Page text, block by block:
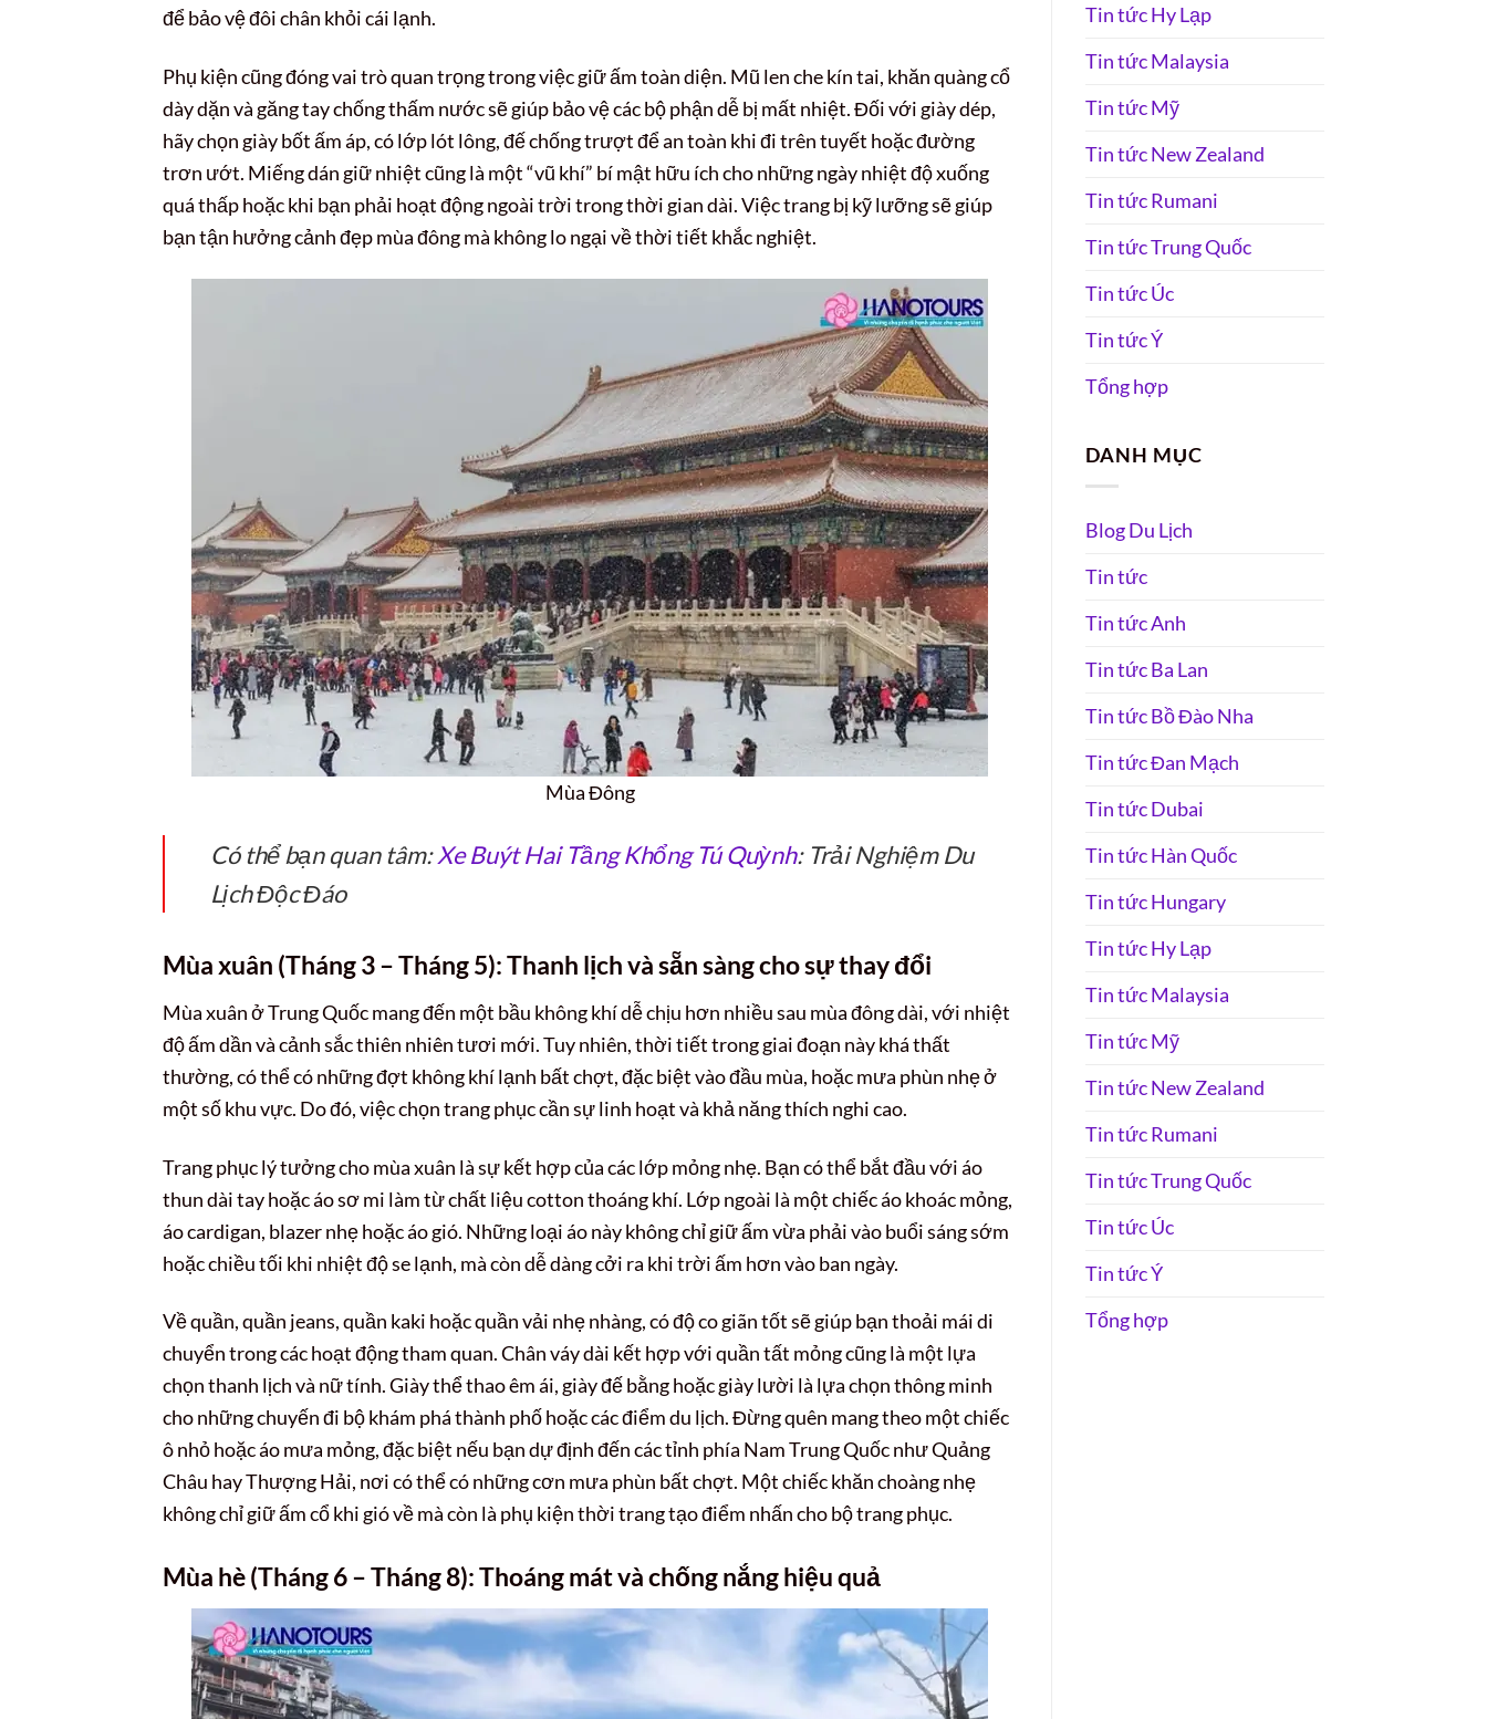
để bảo vệ đôi chân khỏi cái lạnh.
Phụ kiện cũng đóng vai trò quan trọng trong việc giữ ấm toàn diện. Mũ len che kín tai, khăn quàng cổ
dày dặn và găng tay chống thấm nước sẽ giúp bảo vệ các bộ phận dễ bị mất nhiệt. Đối với giày dép,
hãy chọn giày bốt ấm áp, có lớp lót lông, đế chống trượt để an toàn khi đi trên tuyết hoặc đường
trơn ướt. Miếng dán giữ nhiệt cũng là một “vũ khí” bí mật hữu ích cho những ngày nhiệt độ xuống
quá thấp hoặc khi bạn phải hoạt động ngoài trời trong thời gian dài. Việc trang bị kỹ lưỡng sẽ giúp
bạn tận hưởng cảnh đẹp mùa đông mà không lo ngại về thời tiết khắc nghiệt.
Mùa Đông
Có thể bạn quan tâm:Xe Buýt Hai Tầng Khổng Tú Quỳnh: Trải Nghiệm Du
Lịch Độc Đáo
Mùa xuân (Tháng 3 – Tháng 5): Thanh lịch và sẵn sàng cho sự thay đổi
Mùa xuân ở Trung Quốc mang đến một bầu không khí dễ chịu hơn nhiều sau mùa đông dài, với nhiệt
độ ấm dần và cảnh sắc thiên nhiên tươi mới. Tuy nhiên, thời tiết trong giai đoạn này khá thất
thường, có thể có những đợt không khí lạnh bất chợt, đặc biệt vào đầu mùa, hoặc mưa phùn nhẹ ở
một số khu vực. Do đó, việc chọn trang phục cần sự linh hoạt và khả năng thích nghi cao.
Trang phục lý tưởng cho mùa xuân là sự kết hợp của các lớp mỏng nhẹ. Bạn có thể bắt đầu với áo
thun dài tay hoặc áo sơ mi làm từ chất liệu cotton thoáng khí. Lớp ngoài là một chiếc áo khoác mỏng,
áo cardigan, blazer nhẹ hoặc áo gió. Những loại áo này không chỉ giữ ấm vừa phải vào buổi sáng sớm
hoặc chiều tối khi nhiệt độ se lạnh, mà còn dễ dàng cởi ra khi trời ấm hơn vào ban ngày.
Về quần, quần jeans, quần kaki hoặc quần vải nhẹ nhàng, có độ co giãn tốt sẽ giúp bạn thoải mái di
chuyển trong các hoạt động tham quan. Chân váy dài kết hợp với quần tất mỏng cũng là một lựa
chọn thanh lịch và nữ tính. Giày thể thao êm ái, giày đế bằng hoặc giày lười là lựa chọn thông minh
cho những chuyến đi bộ khám phá thành phố hoặc các điểm du lịch. Đừng quên mang theo một chiếc
ô nhỏ hoặc áo mưa mỏng, đặc biệt nếu bạn dự định đến các tỉnh phía Nam Trung Quốc như Quảng
Châu hay Thượng Hải, nơi có thể có những cơn mưa phùn bất chợt. Một chiếc khăn choàng nhẹ
không chỉ giữ ấm cổ khi gió về mà còn là phụ kiện thời trang tạo điểm nhấn cho bộ trang phục.
Mùa hè (Tháng 6 – Tháng 8): Thoáng mát và chống nắng hiệu quả
Tin tức Hy Lạp
Tin tức Malaysia
Tin tức Mỹ
Tin tức New Zealand
Tin tức Rumani
Tin tức Trung Quốc
Tin tức Úc
Tin tức Ý
Tổng hợp
DANH MỤC
Blog Du Lịch
Tin tức
Tin tức Anh
Tin tức Ba Lan
Tin tức Bồ Đào Nha
Tin tức Đan Mạch
Tin tức Dubai
Tin tức Hàn Quốc
Tin tức Hungary
Tin tức Hy Lạp
Tin tức Malaysia
Tin tức Mỹ
Tin tức New Zealand
Tin tức Rumani
Tin tức Trung Quốc
Tin tức Úc
Tin tức Ý
Tổng hợp